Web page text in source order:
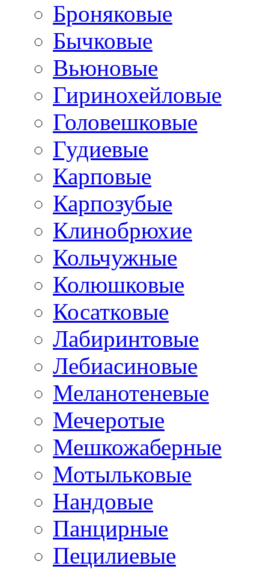
Броняковые
Бычковые
Вьюновые
Гиринохейловые
Головешковые
Гудиевые
Карповые
Карпозубые
Клинобрюхие
Кольчужные
Колюшковые
Косатковые
Лабиринтовые
Лебиасиновые
Меланотеневые
Мечеротые
Мешкожаберные
Мотыльковые
Нандовые
Панцирные
Пецилиевые